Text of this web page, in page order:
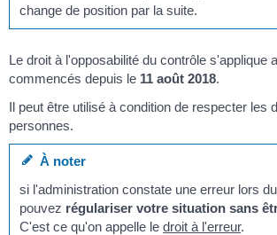
change de position par la suite.
Le droit à l'opposabilité du contrôle s'applique
commencés depuis le 11 août 2018.
Il peut être utilisé à condition de respecter les
personnes.
À noter
si l'administration constate une erreur lors
pouvez régulariser votre situation sans
C'est ce qu'on appelle ledroit à l'erreur.